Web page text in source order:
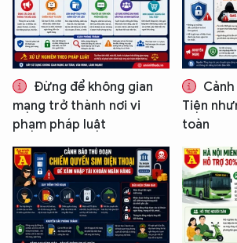
Đừng để không gian
mạng trở thành nơi vi
phạm pháp luật
Tiện
toàn
XIN CHÀO,
TÔI LÀ CHATBOT CỦA